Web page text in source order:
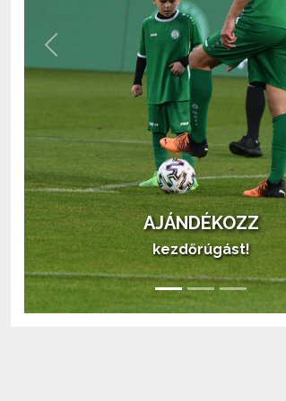
AJÁNDÉKOZZ
kezdőrúgást!
Previous